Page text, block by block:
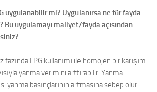
uygulanabilir mi? Uygulanırsa ne tür fayda
Bu uygulamayı maliyet/fayda açısından
LPG kullanımı ile homojen bir karışım
yanma verimini arttırabilir. Yanma
yanma basınçlarının artmasına sebep olur.